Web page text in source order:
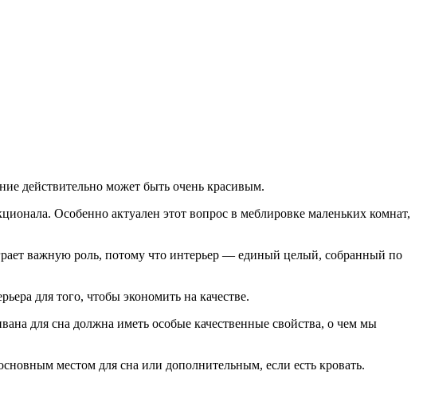
действительно может быть очень красивым.
Особенно актуален этот вопрос в меблировке маленьких комнат,
важную роль, потому что интерьер — единый целый, собранный по
для того, чтобы экономить на качестве.
для сна должна иметь особые качественные свойства, о чем мы
местом для сна или дополнительным, если есть кровать.